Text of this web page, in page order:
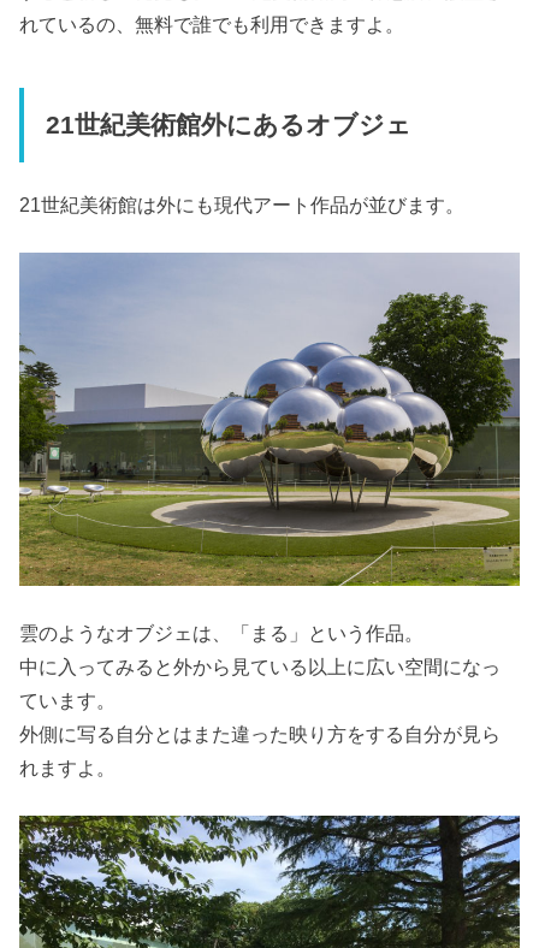
れているの、無料で誰でも利用できますよ。
21世紀美術館外にあるオブジェ
21世紀美術館は外にも現代アート作品が並びます。
雲のようなオブジェは、「まる」という作品。
中に入ってみると外から見ている以上に広い空間になっ
ています。
外側に写る自分とはまた違った映り方をする自分が見ら
れますよ。